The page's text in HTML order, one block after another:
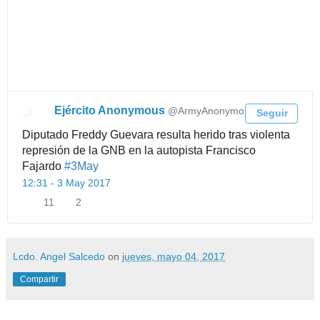
Seguir
Ejército Anonymous @ArmyAnonymo
Diputado Freddy Guevara resulta herido tras violenta
represión de la GNB en la autopista Francisco
Fajardo #3May
12:31 - 3 May 2017
11
t
w
2
g
Lcdo. Angel Salcedo on jueves, mayo 04, 2017
Compartir